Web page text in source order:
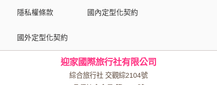
隱私權條款 國內定型化契約
國外定型化契約
迎家國際旅行社有限公司
綜合旅行社 交觀綜2104號